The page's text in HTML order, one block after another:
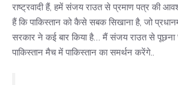
राष्ट्रवादी हैं, हमें संजय राउत से प्रमाण पत्र की
हैं कि पाकिस्तान को कैसे सबक सिखाना है, जो
सरकार ने कई बार किया है… मैं संजय राउत से पूछना
पाकिस्तान मैच में पाकिस्तान का समर्थन करेंगे..